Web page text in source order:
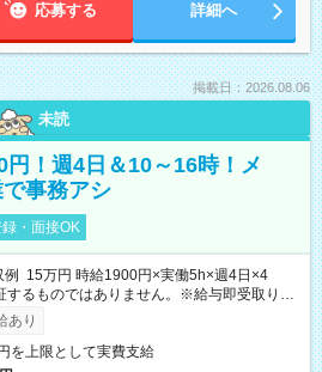
応募する 詳細へ
掲載日：2026.08.06
未読
！週4日＆10～16時！メ
事務アシ
・面接OK
15万円 時給1900円×実働5h×週4日×4
るものではありません。※給与即受取りサ
条件有）
あり
を上限として実費支給